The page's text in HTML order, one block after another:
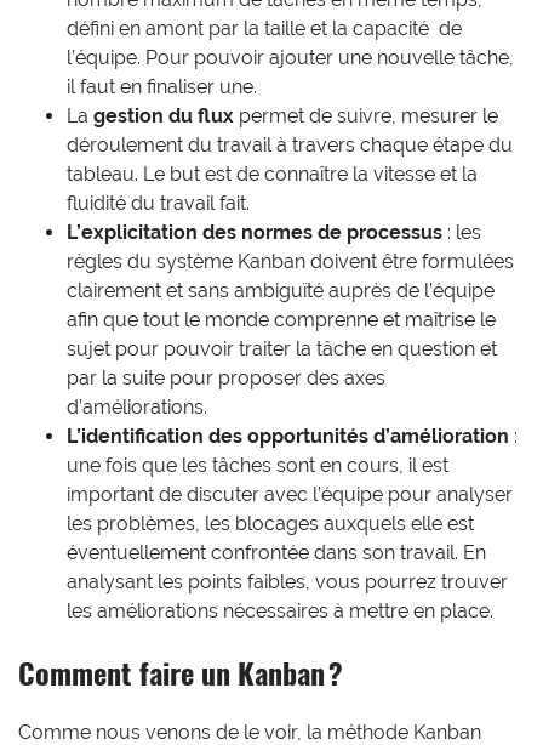
défini en amont par la taille et la capacité de
l’équipe. Pour pouvoir ajouter une nouvelle tâche,
il faut en finaliser une.
La gestion du flux permet de suivre, mesurer le
déroulement du travail à travers chaque étape du
tableau. Le but est de connaître la vitesse et la
fluidité du travail fait.
L’explicitation des normes de processus : les
règles du système Kanban doivent être formulées
clairement et sans ambiguïté auprès de l’équipe
afin que tout le monde comprenne et maîtrise le
sujet pour pouvoir traiter la tâche en question et
par la suite pour proposer des axes
d’améliorations.
L’identification des opportunités d’amélioration :
une fois que les tâches sont en cours, il est
important de discuter avec l’équipe pour analyser
les problèmes, les blocages auxquels elle est
éventuellement confrontée dans son travail. En
analysant les points faibles, vous pourrez trouver
les améliorations nécessaires à mettre en place.
Comment faire un Kanban ?
Comme nous venons de le voir, la méthode Kanban